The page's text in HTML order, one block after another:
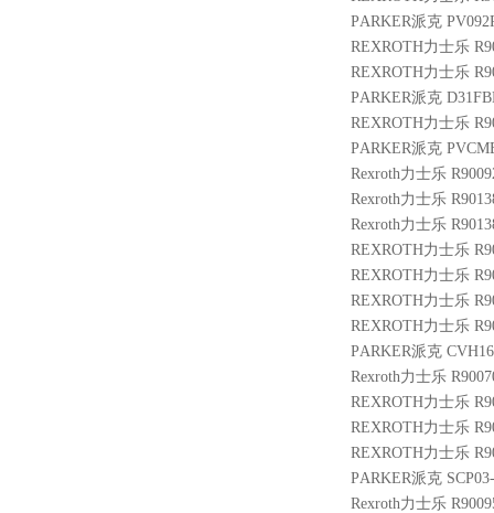
PARKER派克
REXROTH力士乐
REXROTH力士乐
PARKER派克
REXROTH力士乐
PARKER派克
Rexroth力士乐
Rexroth力士乐
Rexroth力士乐
REXROTH力士乐
REXROTH力士乐
REXROTH力士乐
REXROTH力士乐
PARKER派克
Rexroth力士乐
REXROTH力士乐
REXROTH力士乐
REXROTH力士乐
PARKER派克
Rexroth力士乐